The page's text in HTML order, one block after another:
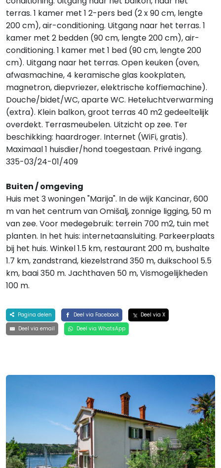
terras. 1 kamer met 1 2-pers bed (2 x 90 cm, lengte
200 cm), air-conditioning. Uitgang naar het terras. 1
kamer met 2 bedden (90 cm, lengte 200 cm), air-
conditioning. 1 kamer met 1 bed (90 cm, lengte 200
cm). Uitgang naar het terras. Open keuken (oven,
afwasmachine, 4 keramische glas kookplaten,
magnetron, diepvriezer, elektrische koffiemachine).
Douche/bidet/WC, aparte WC. Heteluchtverwarming
(extra). Klein balkon, groot terras 40 m2 gedeeltelijk
overdekt. Terrasmeubelen. Uitzicht op zee. Ter
beschikking: haardroger. Internet (WiFi, gratis).
Maximaal 1 huisdier/hond toegestaan. Privé ingang.
335-03/24-01/409
Buiten / omgeving
Huis met 3 woningen "Marija". In de wijk Kancinar, 600
m van het centrum van Omišalj, zonnige ligging, 50 m
van zee. Voor medegebruik: terrein 700 m2, tuin met
planten. In het huis: internetaansluiting. Parkeerplaats
bij het huis. Winkel 1.5 km, restaurant 200 m, bushalte
1.7 km, zandstrand, kiezelstrand 350 m, duikschool 5.5
km, baai 350 m. Jachthaven 50 m, Vismogelijkheden
100 m.
Pagina delen Deel via Facebook
Deel via X
Deel via email
Deel via WhatsApp